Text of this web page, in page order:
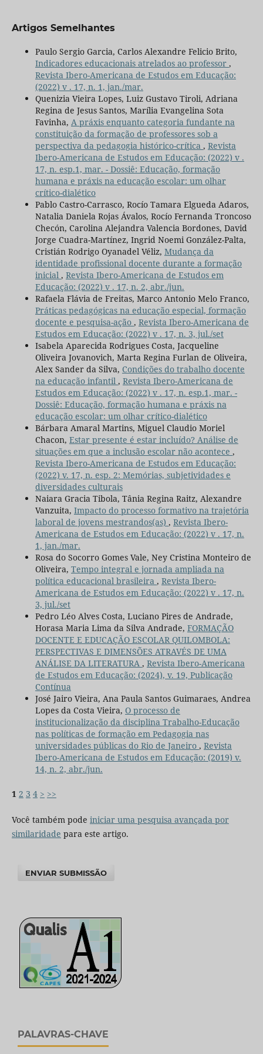
Artigos Semelhantes
Paulo Sergio Garcia, Carlos Alexandre Felicio Brito,
Indicadores educacionais atrelados ao professor ,
Revista Ibero-Americana de Estudos em Educação:
(2022) v . 17, n. 1, jan./mar.
Quenizia Vieira Lopes, Luiz Gustavo Tiroli, Adriana
Regina de Jesus Santos, Marília Evangelina Sota
Favinha, A práxis enquanto categoria fundante na
constituição da formação de professores sob a
perspectiva da pedagogia histórico-crítica , Revista
Ibero-Americana de Estudos em Educação: (2022) v .
17, n. esp.1, mar. - Dossiê: Educação, formação
humana e práxis na educação escolar: um olhar
crítico-dialético
Pablo Castro-Carrasco, Rocío Tamara Elgueda Adaros,
Natalia Daniela Rojas Ávalos, Rocío Fernanda Troncoso
Checón, Carolina Alejandra Valencia Bordones, David
Jorge Cuadra-Martínez, Ingrid Noemi González-Palta,
Cristián Rodrigo Oyanadel Véliz, Mudança da
identidade profissional docente durante a formação
inicial , Revista Ibero-Americana de Estudos em
Educação: (2022) v . 17, n. 2, abr./jun.
Rafaela Flávia de Freitas, Marco Antonio Melo Franco,
Práticas pedagógicas na educação especial, formação
docente e pesquisa-ação , Revista Ibero-Americana de
Estudos em Educação: (2022) v . 17, n. 3, jul./set
Isabela Aparecida Rodrigues Costa, Jacqueline
Oliveira Jovanovich, Marta Regina Furlan de Oliveira,
Alex Sander da Silva, Condições do trabalho docente
na educação infantil , Revista Ibero-Americana de
Estudos em Educação: (2022) v . 17, n. esp.1, mar. -
Dossiê: Educação, formação humana e práxis na
educação escolar: um olhar crítico-dialético
Bárbara Amaral Martins, Miguel Claudio Moriel
Chacon, Estar presente é estar incluído? Análise de
situações em que a inclusão escolar não acontece ,
Revista Ibero-Americana de Estudos em Educação:
(2022) v. 17, n. esp. 2: Memórias, subjetividades e
diversidades culturais
Naiara Gracia Tibola, Tânia Regina Raitz, Alexandre
Vanzuita, Impacto do processo formativo na trajetória
laboral de jovens mestrandos(as) , Revista Ibero-
Americana de Estudos em Educação: (2022) v . 17, n.
1, jan./mar.
Rosa do Socorro Gomes Vale, Ney Cristina Monteiro de
Oliveira, Tempo integral e jornada ampliada na
política educacional brasileira , Revista Ibero-
Americana de Estudos em Educação: (2022) v . 17, n.
3, jul./set
Pedro Léo Alves Costa, Luciano Pires de Andrade,
Horasa Maria Lima da Silva Andrade, FORMAÇÃO
DOCENTE E EDUCAÇÃO ESCOLAR QUILOMBOLA:
PERSPECTIVAS E DIMENSÕES ATRAVÉS DE UMA
ANÁLISE DA LITERATURA , Revista Ibero-Americana
de Estudos em Educação: (2024), v. 19, Publicação
Contínua
José Jairo Vieira, Ana Paula Santos Guimaraes, Andrea
Lopes da Costa Vieira, O processo de
institucionalização da disciplina Trabalho-Educação
nas políticas de formação em Pedagogia nas
universidades públicas do Rio de Janeiro , Revista
Ibero-Americana de Estudos em Educação: (2019) v.
14, n. 2, abr./jun.
1 2 3 4 > >>
Você também pode iniciar uma pesquisa avançada por
similaridade para este artigo.
ENVIAR SUBMISSÃO
PALAVRAS-CHAVE